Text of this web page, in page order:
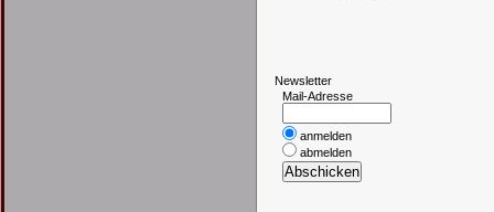
Newsletter
Mail-Adresse
anmelden
abmelden